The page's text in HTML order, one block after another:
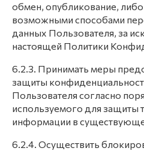
обмен, опубликование,
возможными способами
данных Пользователя, за
настоящей Политики
6.2.3. Принимать меры
защиты
Пользователя согласно
используемого для защиты
информации в
6.2.4. Осуществить